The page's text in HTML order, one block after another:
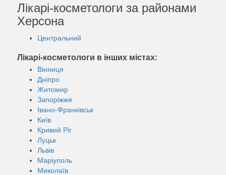
Лікарі-косметологи за районами
Херсона
Центральний
Лікарі-косметологи в інших містах:
Вінниця
Дніпро
Житомир
Запоріжжя
Івано-Франківськ
Київ
Кривий Ріг
Луцьк
Львів
Маріуполь
Миколаїв